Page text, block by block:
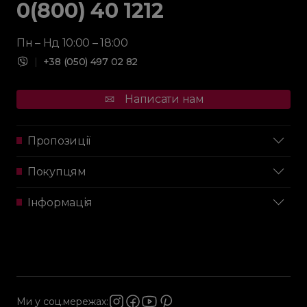
0(800) 40 1212
Пн – Нд 10:00 – 18:00
| +38 (050) 497 02 82
Написати нам
Пропозиції
Покупцям
Інформація
Ми у соц.мережах: